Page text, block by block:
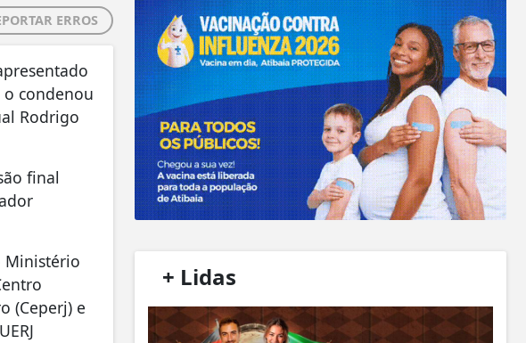
ERROS
condenou
Rodrigo
final
Ministério
(Ceperj) e
+ Lidas